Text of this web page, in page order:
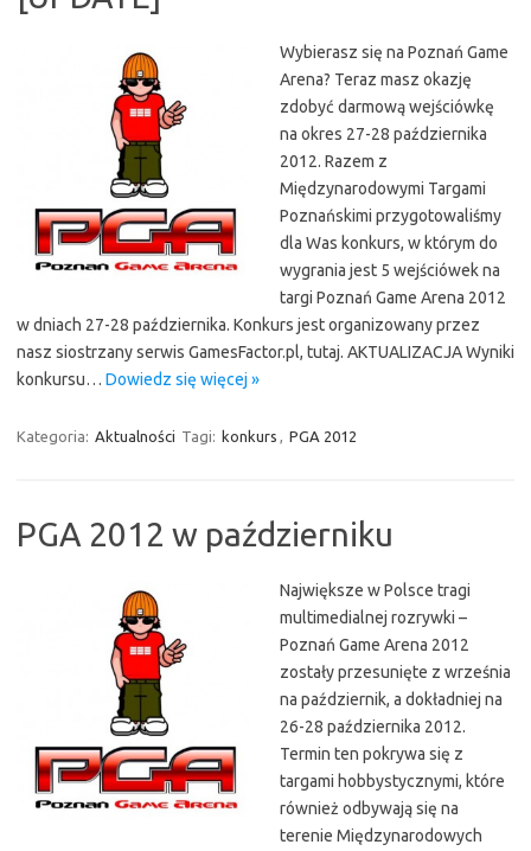
Wybierasz się na Poznań Game
Arena? Teraz masz okazję
zdobyć darmową wejściówkę
na okres 27-28 października
2012. Razem z
Międzynarodowymi Targami
Poznańskimi przygotowaliśmy
dla Was konkurs, w którym do
wygrania jest 5 wejściówek na
targi Poznań Game Arena 2012
w dniach 27-28 października. Konkurs jest organizowany przez
nasz siostrzany serwis GamesFactor.pl, tutaj. AKTUALIZACJA Wyniki
konkursu… Dowiedz się więcej »
Kategoria: Aktualności Tagi: konkurs PGA 2012
PGA 2012 w październiku
Największe w Polsce tragi
multimedialnej rozrywki –
Poznań Game Arena 2012
zostały przesunięte z września
na październik, a dokładniej na
26-28 października 2012.
Termin ten pokrywa się z
targami hobbystycznymi, które
również odbywają się na
terenie Międzynarodowych